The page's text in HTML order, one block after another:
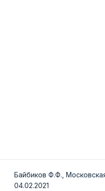
Байбиков Ф.Ф.,
04.02.2021